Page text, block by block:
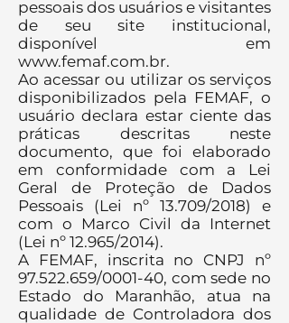
pessoais dos usuários e visitantes
de seu site institucional,
disponível em
www.femaf.com.br.
Ao acessar ou utilizar os serviços
disponibilizados pela FEMAF, o
usuário declara estar ciente das
práticas descritas neste
documento, que foi elaborado
em conformidade com a Lei
Geral de Proteção de Dados
Pessoais (Lei nº 13.709/2018) e
com o Marco Civil da Internet
(Lei nº 12.965/2014).
A FEMAF, inscrita no CNPJ nº
97.522.659/0001-40, com sede no
Estado do Maranhão, atua na
qualidade de Controladora dos